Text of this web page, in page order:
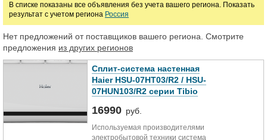
Колонные кондиционеры Чиллеры Фанкойлы
Прецизионные кондиционеры Системы центрального
руб.
В списке показаны все объявления без учета вашего региона. Показать
результат с учетом региона Россия
Нет предложений от поставщиков вашего региона. Смотрите
предложения из других регионов
Сплит-система настенная
Haier HSU-07HT03/R2 / HSU-
07HUN103/R2 серии Tibio
16990 руб.
Используемая производителями
электробытовой техники система